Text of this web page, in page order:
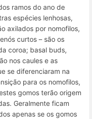
ramos do ano de
espécies lenhosas,
axilados por nomofilos,
curtos – são os
coroa; basal buds,
nos caules e as
se diferenciaram na
para os nomofilos,
gomos terão origem
Geralmente ficam
apenas se os gomos